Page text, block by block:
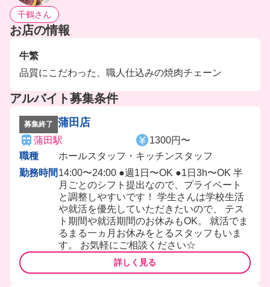
千鶴さん
お店の情報
牛繁
品質にこだわった、職人仕込みの焼肉チェーン
アルバイト募集条件
募集終了 蒲田店
蒲田駅
1300円〜
職種
ホールスタッフ・キッチンスタッフ
勤務時間 14:00〜24:00 ●週1日〜OK ●1日3h〜OK 半
月ごとのシフト提出なので、プライベート
と調整しやすいです！ 学生さんは学校生活
や就活を優先していただきたいので、 テス
ト期間や就活期間のお休みもOK。 就活でま
るまる一ヵ月お休みをとるスタッフもいま
す。 お気軽にご相談ください☆
詳しく見る